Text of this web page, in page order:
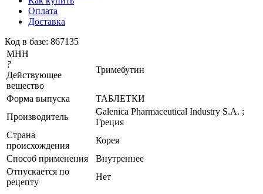
Оплата
Доставка
Код в базе: 867135
МНН
?
Действующее
вещество
Тримебутин
Форма выпуска
ТАБЛЕТКИ
Производитель
Galenica Pharmaceutical Industry S.A. ;
Греция
Страна
происхождения
Корея
Способ применения
Внутреннее
Отпускается по
рецепту
Нет